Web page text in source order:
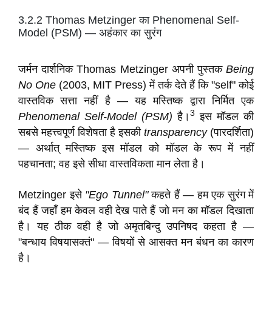
3.2.2 Thomas Metzinger का Phenomenal Self-
Model (PSM) — अहंकार का सुरंग
जर्मन दार्शनिक Thomas Metzinger अपनी पुस्तक Being
No One (2003, MIT Press) में तर्क देते हैं कि "self" कोई
वास्तविक सत्ता नहीं है — यह मस्तिष्क द्वारा निर्मित एक
Phenomenal Self-Model (PSM) है। 3 इस मॉडल की
सबसे महत्त्वपूर्ण विशेषता है इसकी transparency(पारदर्शिता)
— अर्थात् मस्तिष्क इस मॉडल को मॉडल के रूप में नहीं
पहचानता; वह इसे सीधा वास्तविकता मान लेता है।
Metzinger इसे "Ego Tunnel"कहते हैं — हम एक सुरंग में
बंद हैं जहाँ हम केवल वही देख पाते हैं जो मन का मॉडल दिखाता
है। यह ठीक वही है जो अमृतबिन्दु उपनिषद कहता है —
"बन्धाय विषयासक्तं" — विषयों से आसक्त मन बंधन का कारण
है।